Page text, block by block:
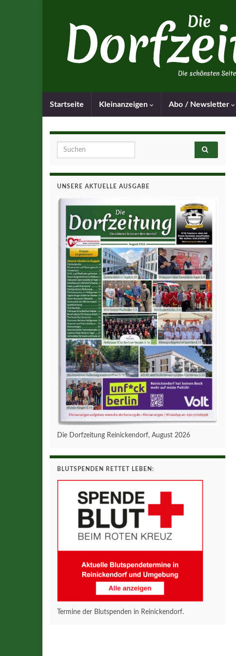
Startseite Kleinanzeigen Abo / Newsletter
Search for:
UNSERE AKTUELLE AUSGABE
Die Dorfzeitung Reinickendorf, August 2026
BLUTSPENDEN RETTET LEBEN:
Termine der Blutspenden in Reinickendorf.